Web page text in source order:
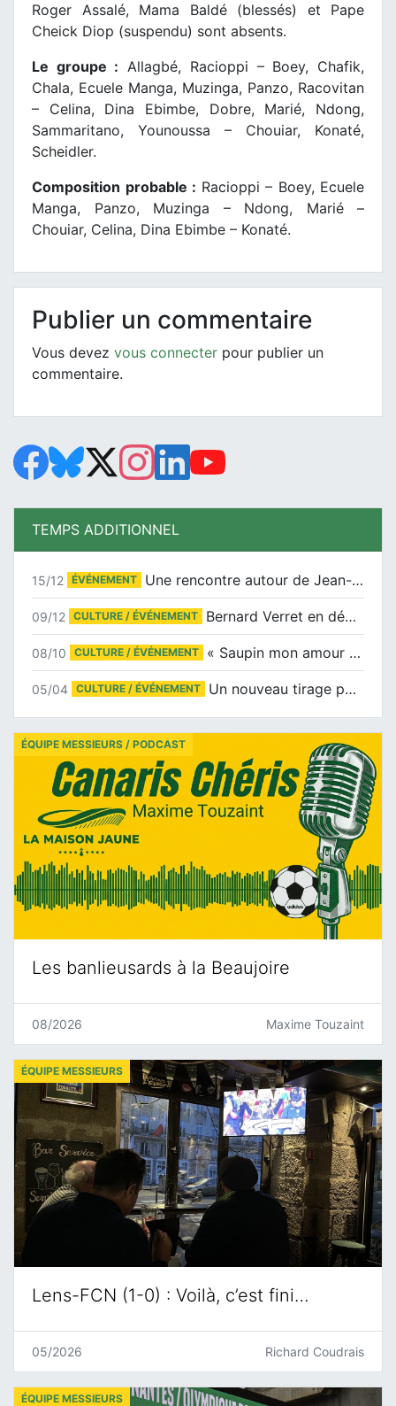
Roger Assalé, Mama Baldé (blessés) et Pape
Cheick Diop (suspendu) sont absents.
Le groupe : Allagbé, Racioppi – Boey, Chafik,
Chala, Ecuele Manga, Muzinga, Panzo, Racovitan
– Celina, Dina Ebimbe, Dobre, Marié, Ndong,
Sammaritano, Younoussa – Chouiar, Konaté,
Scheidler.
Composition probable : Racioppi – Boey, Ecuele
Manga, Panzo, Muzinga – Ndong, Marié –
Chouiar, Celina, Dina Ebimbe – Konaté.
Publier un commentaire
Vous devez vous connecter pour publier un
commentaire.
TEMPS ADDITIONNEL
15/12 ÉVÉNEMENT Une rencontre autour de Jean-Claude Suaudeau
09/12 CULTURE / ÉVÉNEMENT Bernard Verret en dédicaces le samedi 13 décembre à l’Espace Culturel Atlantis
08/10 CULTURE / ÉVÉNEMENT « Saupin mon amour » au salon du livre de Trentemoult
05/04 CULTURE / ÉVÉNEMENT Un nouveau tirage pour le Docu-BD
Les banlieusards à la Beaujoire
ÉQUIPE MESSIEURS / PODCAST
08/2026 Maxime Touzaint
Lens-FCN (1-0) : Voilà, c’est fini…
ÉQUIPE MESSIEURS
05/2026 Richard Coudrais
ÉQUIPE MESSIEURS